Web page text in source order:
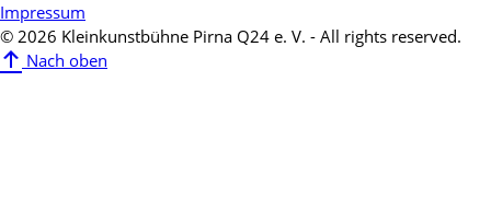
Impressum
© 2026 Kleinkunstbühne Pirna Q24 e. V. - All rights reserved.
Nach oben